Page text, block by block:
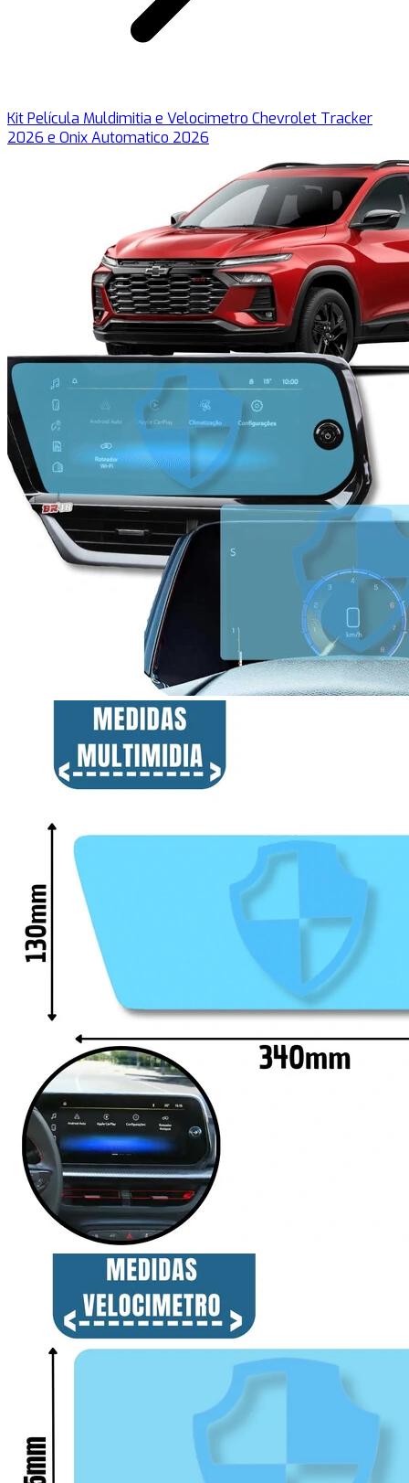
Kit Película Muldimitia e Velocimetro Chevrolet Tracker
2026 e Onix Automatico 2026